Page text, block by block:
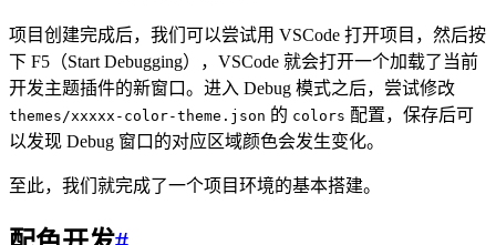
项目创建完成后，我们可以尝试用 VSCode 打开项目，然后按
下 F5（Start Debugging），VSCode 就会打开一个加载了当前
开发主题插件的新窗口。进入 Debug 模式之后，尝试修改
themes/xxxxx-color-theme.json 的 colors 配置，保存后可
以发现 Debug 窗口的对应区域颜色会发生变化。
至此，我们就完成了一个项目环境的基本搭建。